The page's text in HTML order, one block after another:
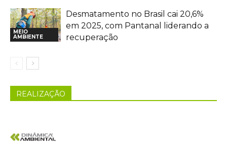
MEIO
AMBIENTE
Desmatamento no Brasil cai 20,6%
em 2025, com Pantanal liderando a
recuperação
REALIZAÇÃO